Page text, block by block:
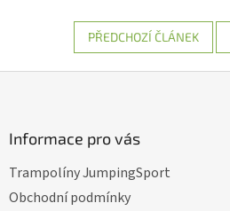
PŘEDCHOZÍ ČLÁNEK
Informace pro vás
Trampolíny JumpingSport
Obchodní podmínky